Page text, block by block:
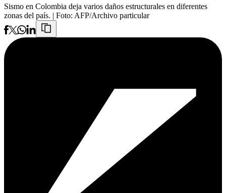
Sismo en Colombia deja varios daños estructurales en diferentes
zonas del país. | Foto: AFP/Archivo particular